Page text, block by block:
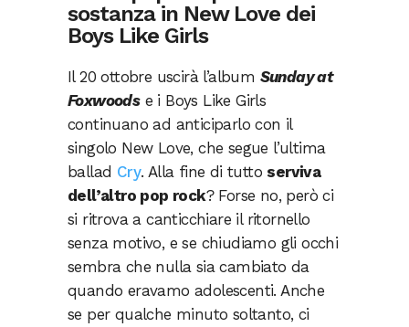
sostanza in New Love dei
Boys Like Girls
Il 20 ottobre uscirà l’album Sunday at
Foxwoodse i Boys Like Girls
continuano ad anticiparlo con il
singolo New Love, che segue l’ultima
ballad Cry. Alla fine di tutto serviva
dell’altro pop rock? Forse no, però ci
si ritrova a canticchiare il ritornello
senza motivo, e se chiudiamo gli occhi
sembra che nulla sia cambiato da
quando eravamo adolescenti. Anche
se per qualche minuto soltanto, ci